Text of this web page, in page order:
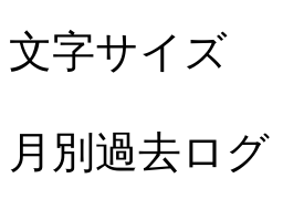
文字サイズ
月別過去ログ